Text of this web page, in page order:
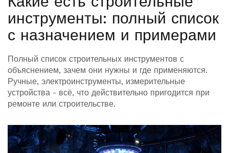
инструменты: полный список
с назначением и примерами
Полный список строительных инструментов с
объяснением, зачем они нужны и где применяются.
Ручные, электроинструменты, измерительные
устройства - всё, что действительно пригодится при
ремонте или строительстве.